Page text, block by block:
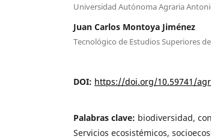
Universidad Autónoma Agraria
Juan Carlos Montoya Jiménez
Tecnológico de Estudios Superiores
DOI: https://doi.org/10.59741/
Palabras clave: biodiversidad,
Servicios ecosistémicos,